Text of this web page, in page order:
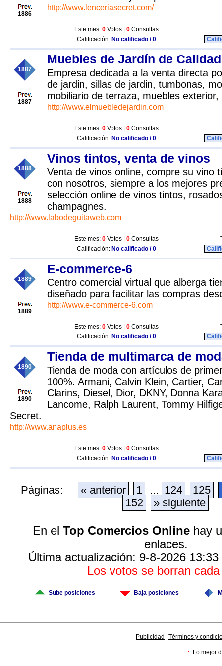
1886
http://www.lenceriasecret.com/
Este mes: 0 Votos | 0 Consultas
Calificación: No calificado / 0
1887
1887
Muebles de Jardín de
Empresa dedicada a la venta directa
de jardin, sillas de jardin, tumbonas,
mobiliario de terraza, muebles
http://www.elmuebledejardin.com
Este mes: 0 Votos | 0 Consultas
Calificación: No calificado / 0
1888
1888
Vinos tintos, venta de vinos
Venta de vinos online, compre su vino
con nosotros, siempre a los mejores
selección online de vinos tintos,
champagnes.
http://www.labodeguitaweb.com
Este mes: 0 Votos | 0 Consultas
Calificación: No calificado / 0
1889
1889
E-commerce-6
Centro comercial virtual que alberga
diseñado para facilitar las compras
http://www.e-commerce-6.com
Este mes: 0 Votos | 0 Consultas
Calificación: No calificado / 0
1890
1890
Tienda de multimarca de
Tienda de moda con artículos de
100%. Armani, Calvin Klein, Cartier,
Clarins, Diesel, Dior, DKNY, Donna
Lancome, Ralph Laurent, Tommy
Secret.
http://www.anaplus.es
Este mes: 0 Votos | 0 Consultas
Calificación: No calificado / 0
Páginas: « anterior 1 ... 124 125
152
» siguiente
En el Top Comercios Onlinehay
enlaces.
Última actualización: 9-8-2026
Los votos se borran
Sube posiciones Baja posiciones
Publicidad Términos y
· Lo mejor